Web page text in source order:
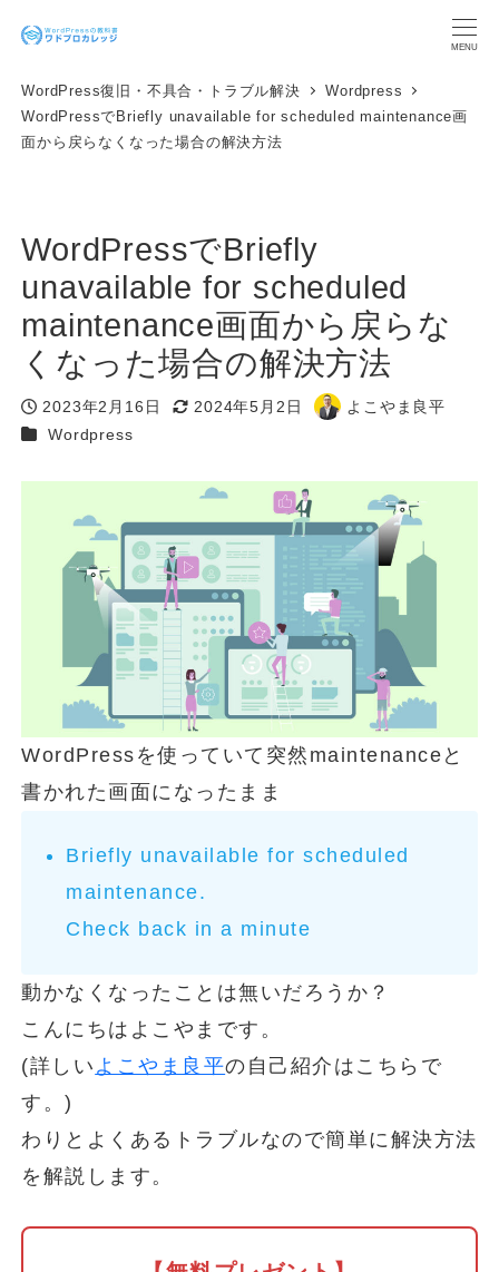
MENU
WordPress復旧・不具合・トラブル解決
Wordpress
WordPressでBriefly unavailable for scheduled maintenance画
面から戻らなくなった場合の解決方法
WordPressでBriefly
unavailable for scheduled
maintenance画面から戻らな
くなった場合の解決方法
投稿日
2023年2月16日
更新日
2024年5月2日
著
よこやま良平
カテゴリー
Wordpress
WordPressを使っていて突然maintenanceと
書かれた画面になったまま
Briefly unavailable for scheduled
maintenance.
Check back in a minute
動かなくなったことは無いだろうか？
こんにちはよこやまです。
(詳しい よこやま良平の自己紹介はこちらで
す。)
わりとよくあるトラブルなので簡単に解決方法
を解説します。